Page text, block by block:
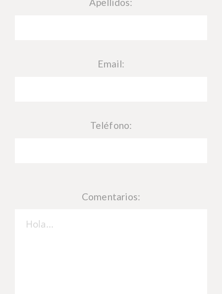
Apellidos:
Email:
Teléfono:
Comentarios: